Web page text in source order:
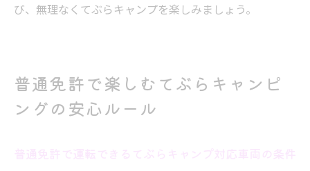
び、無理なくてぶらキャンプを楽しみましょう。
普通免許で楽しむてぶらキャンピ
ングの安心ルール